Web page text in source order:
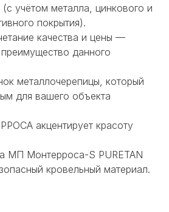
учётом металла, цинкового и
покрытия).
качества и цены —
данного
металлочерепицы, который
для вашего объекта
акцентирует красоту
МП Монтерроса-S PURETAN
кровельный материал.